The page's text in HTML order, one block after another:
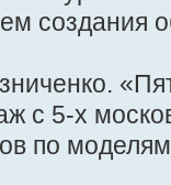
создания
с 5-х
по